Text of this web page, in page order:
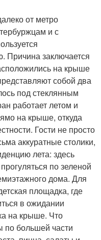
от метро
и с
Причина заключается
на крыше
собой два
под стеклянным
работает летом и
на крыше, откуда
Гости не просто
аккуратные столики,
лета: здесь
по зеленой
дома. Для
площадка, где
в ожидании
на крыше. Что
по большей части